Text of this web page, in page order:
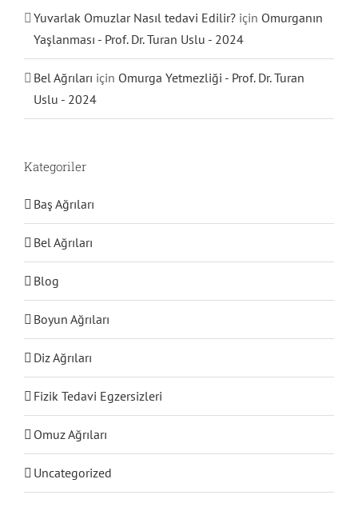
Yuvarlak Omuzlar Nasıl tedavi Edilir? için Omurganın
Yaşlanması - Prof. Dr. Turan Uslu - 2024
Bel Ağrıları için Omurga Yetmezliği - Prof. Dr. Turan
Uslu - 2024
Kategoriler
Baş Ağrıları
Bel Ağrıları
Blog
Boyun Ağrıları
Diz Ağrıları
Fizik Tedavi Egzersizleri
Omuz Ağrıları
Uncategorized